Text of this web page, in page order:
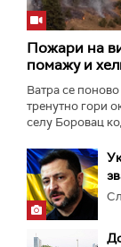
Пожари на
помажу и
Ватра се
тренутно гори
селу Боровац